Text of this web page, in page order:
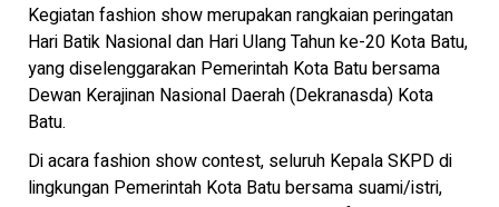
Kegiatan fashion show merupakan rangkaian peringatan
Hari Batik Nasional dan Hari Ulang Tahun ke-20 Kota Batu,
yang diselenggarakan Pemerintah Kota Batu bersama
Dewan Kerajinan Nasional Daerah (Dekranasda) Kota
Batu.
Di acara fashion show contest, seluruh Kepala SKPD di
lingkungan Pemerintah Kota Batu bersama suami/istri,